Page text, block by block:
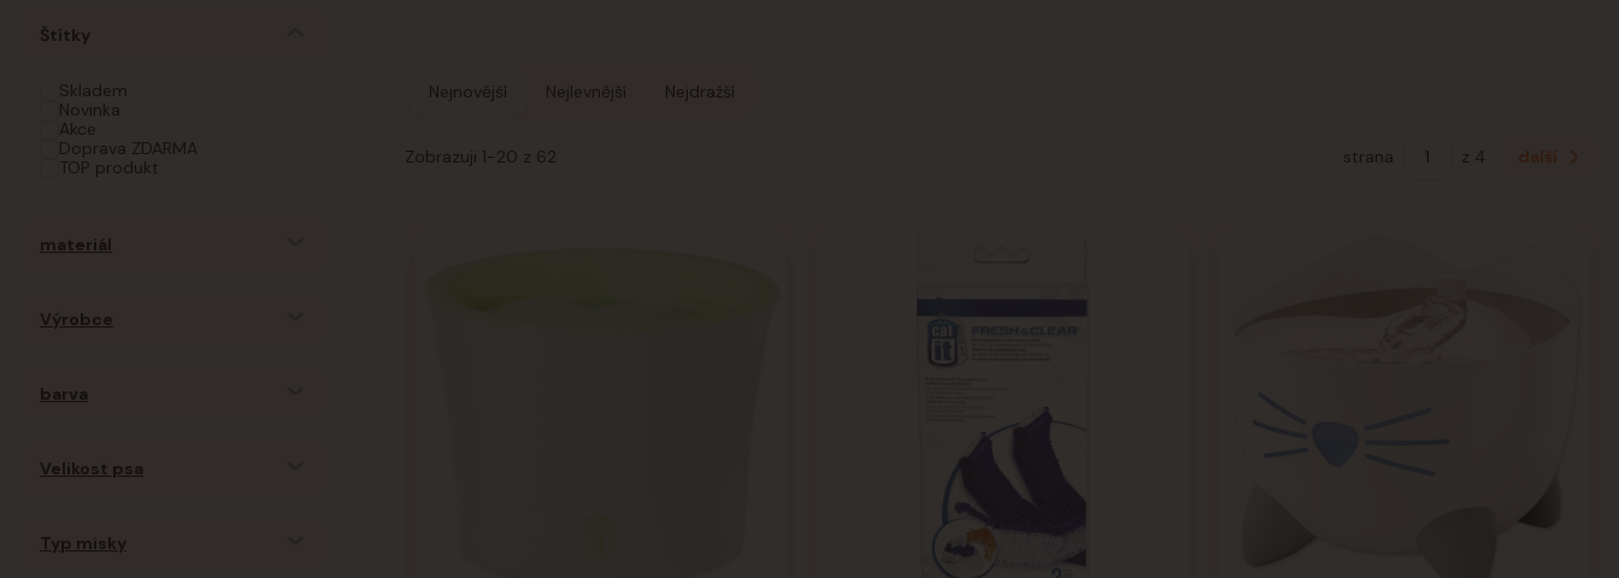
Nejnovější Nejlevnější Nejdražší
Zobrazuji 1-20 z 62 strana z 4 další
Štítky
Skladem
Novinka
Akce
Doprava ZDARMA
TOP produkt
materiál
Výrobce
barva
Velikost psa
Typ misky